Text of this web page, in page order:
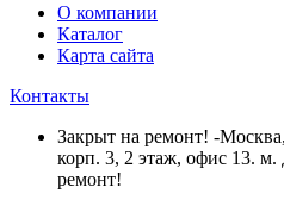
О компании
Каталог
Карта сайта
Контакты
Закрыт на ремонт! -
корп. 3, 2 этаж, офис 13. м.
ремонт!